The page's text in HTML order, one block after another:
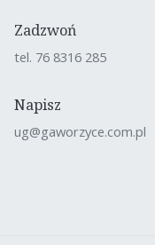
Zadzwoń
tel. 76 8316 285
Napisz
ug@gaworzyce.com.pl